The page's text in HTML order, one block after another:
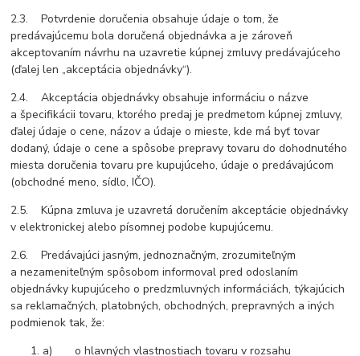
2.3. Potvrdenie doručenia obsahuje údaje o tom, že
predávajúcemu bola doručená objednávka a je zároveň
akceptovaním návrhu na uzavretie kúpnej zmluvy predávajúceho
(ďalej len „akceptácia objednávky“).
2.4. Akceptácia objednávky obsahuje informáciu o názve
a špecifikácii tovaru, ktorého predaj je predmetom kúpnej zmluvy,
ďalej údaje o cene, názov a údaje o mieste, kde má byť tovar
dodaný, údaje o cene a spôsobe prepravy tovaru do dohodnutého
miesta doručenia tovaru pre kupujúceho, údaje o predávajúcom
(obchodné meno, sídlo, IČO).
2.5. Kúpna zmluva je uzavretá doručením akceptácie objednávky
v elektronickej alebo písomnej podobe kupujúcemu.
2.6. Predávajúci jasným, jednoznačným, zrozumiteľným
a nezameniteľným spôsobom informoval pred odoslaním
objednávky kupujúceho o predzmluvných informáciách, týkajúcich
sa reklamačných, platobných, obchodných, prepravných a iných
podmienok tak, že:
a) o hlavných vlastnostiach tovaru v rozsahu